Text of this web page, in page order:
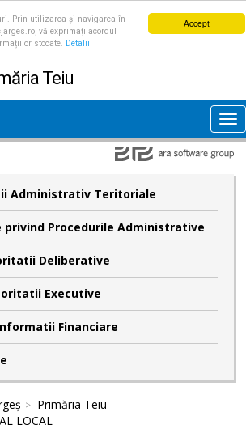
Accept
Prin utilizarea și navigarea în
vă exprimați acordul
stocate.
Detalii
Teiu
Administrativ Teritoriale
privind Procedurile Administrative
Deliberative
Executive
Financiare
Primăria Teiu
LOCAL